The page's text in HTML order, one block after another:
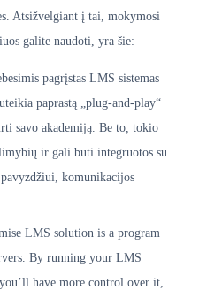
Atsižvelgiant į tai, mokymosi
galite naudoti, yra šie:
pagrįstas LMS sistemas
paprastą „plug-and-play“
savo akademiją. Be to, tokio
ir gali būti integruotos su
komunikacijos
LMS solution is a program
By running your LMS
have more control over it,